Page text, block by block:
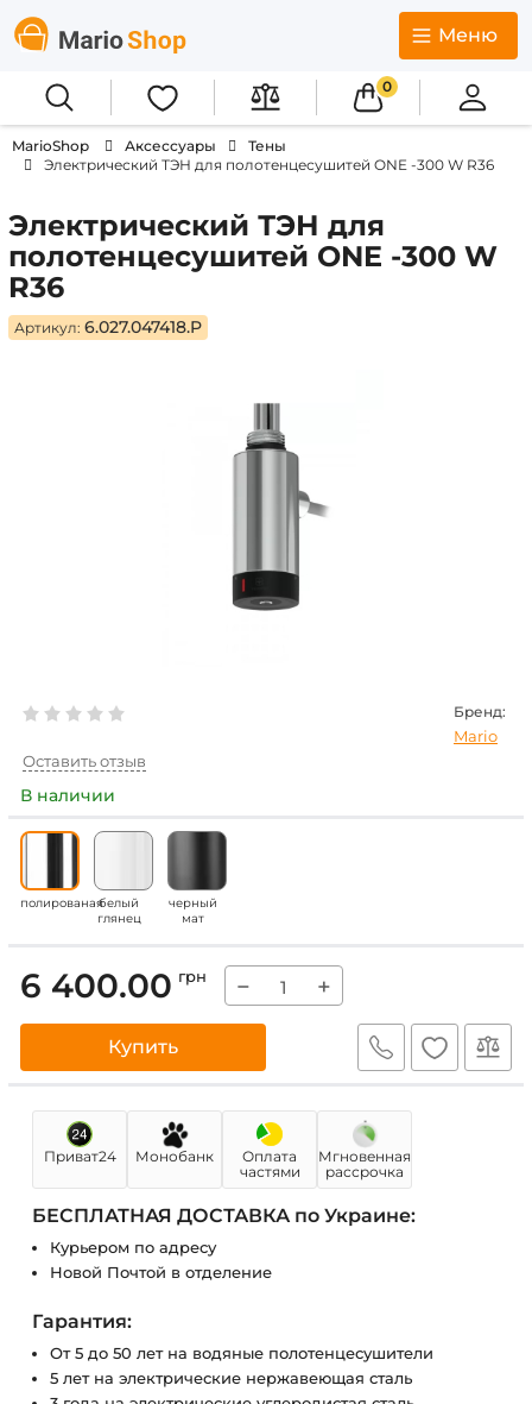
Меню
0
MarioShop Аксессуары
Тены
Электрический ТЭН для полотенцесушитей ONE -300 W R36
Электрический ТЭН для
полотенцесушитей ONE -300 W
R36
Артикул: 6.027.047418.P
Бренд:
Mario
Оставить отзыв
В наличии
полированаябелый
глянец
черный
мат
6 400.00 грн − +
Купить
Приват24 Монобанк
Оплата
частями
Мгновенная
рассрочка
БЕСПЛАТНАЯ ДОСТАВКА по Украине:
Курьером по адресу
Новой Почтой в отделение
Гарантия:
От 5 до 50 лет на водяные полотенцесушители
5 лет на электрические нержавеющая сталь